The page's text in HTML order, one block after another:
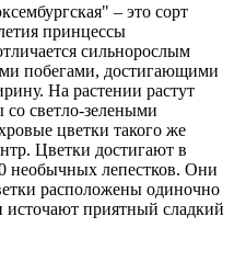
– это сорт
принцессы
сильнорослым
побегами, достигающими
На растении растут
светло-зелеными
цветки такого же
Цветки достигают в
необычных лепестков. Они
расположены одиночно
источают приятный сладкий